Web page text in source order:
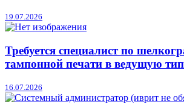
19.07.2026
Требуется специалист по
тампонной печати в ведущую
16.07.2026